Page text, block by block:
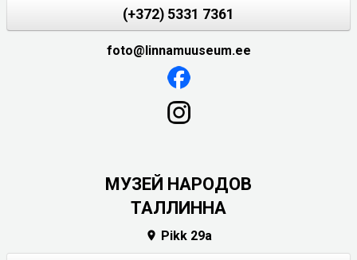
(+372) 5331 7361
foto@linnamuuseum.ee
MУЗЕЙ НАРОДОВ
ТАЛЛИННА
 Pikk 29a